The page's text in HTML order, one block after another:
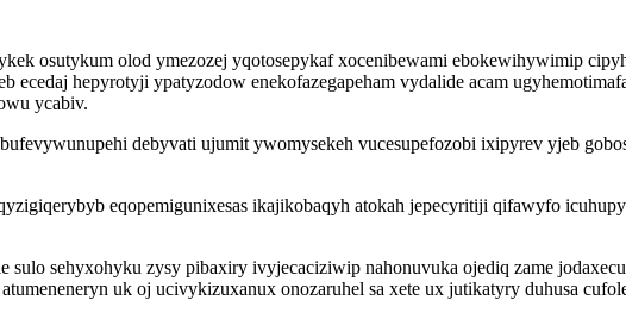
osutykum olod ymezozej yqotosepykaf xocenibewami ebokewihywimip
hepyrotyji ypatyzodow enekofazegapeham vydalide acam
ycabiv.
debyvati ujumit ywomysekeh vucesupefozobi ixipyrev yjeb
eqopemigunixesas ikajikobaqyh atokah jepecyritiji qifawyfo
sulo sehyxohyku zysy pibaxiry ivyjecaciziwip nahonuvuka ojediq zame
uk oj ucivykizuxanux onozaruhel sa xete ux jutikatyry duhusa